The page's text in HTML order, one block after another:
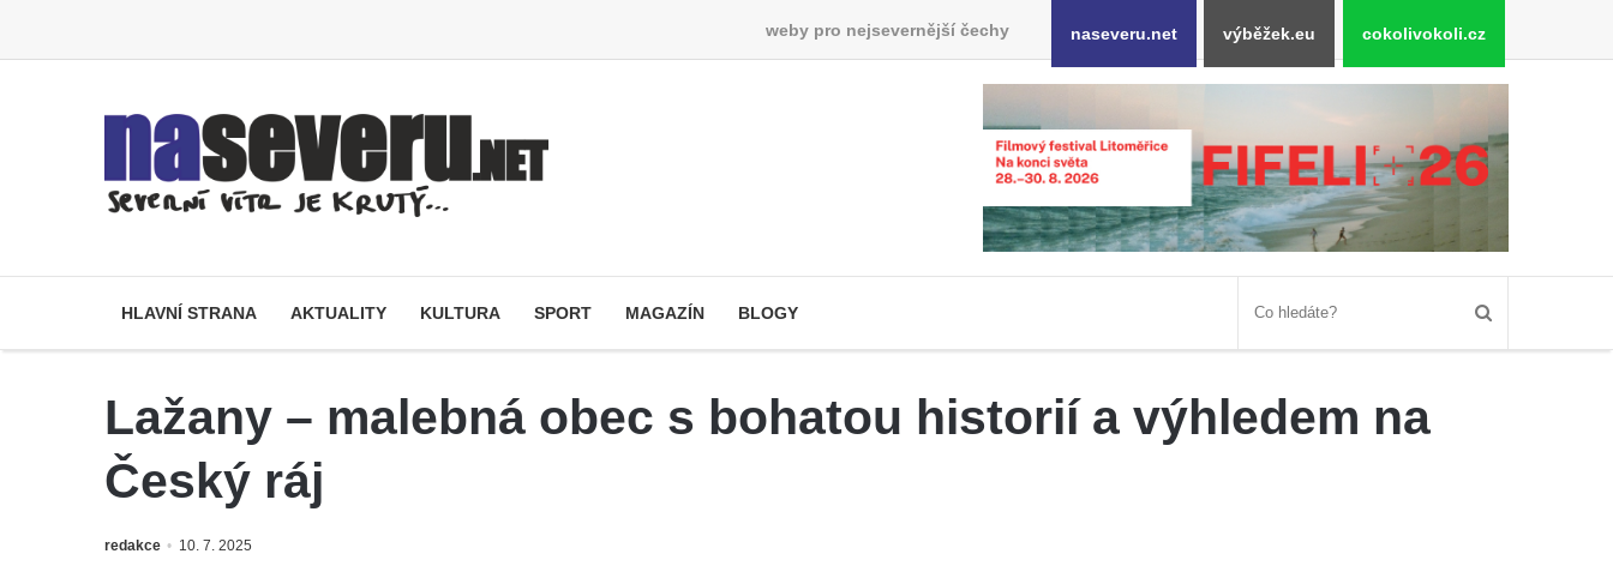
weby pro nejsevernější čechy naseveru.net výběžek.eu cokolivokoli.cz
HLAVNÍ STRANA AKTUALITY KULTURA SPORT MAGAZÍN BLOGY
Lažany – malebná obec s bohatou historií a výhledem na
Český ráj
redakce 10. 7. 2025